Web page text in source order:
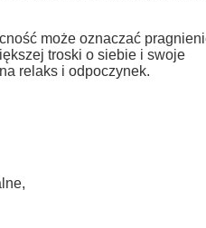
może oznaczać
troski o siebie i swoje
relaks i odpoczynek.